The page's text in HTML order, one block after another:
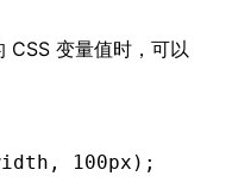
CSS 变量值时，可以
, 100px ) ;